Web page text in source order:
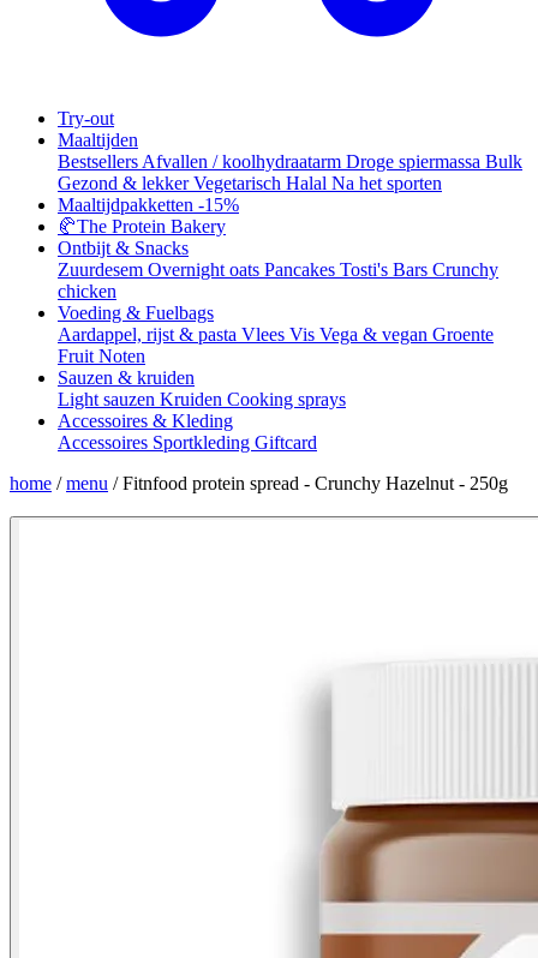
Try-out
Maaltijden
Bestsellers Afvallen / koolhydraatarm Droge spiermassa Bulk
Gezond & lekkerVegetarisch Halal Na het sporten
Maaltijdpakketten -15%
🥐The Protein Bakery
Ontbijt & Snacks
Zuurdesem Overnight oats Pancakes Tosti's Bars Crunchy
chicken
Voeding & Fuelbags
Aardappel, rijst & pasta Vlees Vis Vega & vegan Groente
Fruit Noten
Sauzen & kruiden
Light sauzen Kruiden Cooking sprays
Accessoires & Kleding
Accessoires Sportkleding Giftcard
home / menu / Fitnfood protein spread - Crunchy Hazelnut - 250g